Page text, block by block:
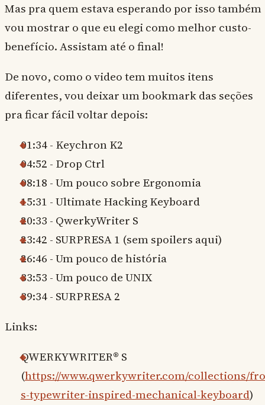
Mas pra quem estava esperando por isso também
vou mostrar o que eu elegi como melhor custo-
benefício. Assistam até o final!
De novo, como o video tem muitos itens
diferentes, vou deixar um bookmark das seções
pra ficar fácil voltar depois:
01:34 - Keychron K2
04:52 - Drop Ctrl
08:18 - Um pouco sobre Ergonomia
15:31 - Ultimate Hacking Keyboard
20:33 - QwerkyWriter S
23:42 - SURPRESA 1 (sem spoilers aqui)
26:46 - Um pouco de história
33:53 - Um pouco de UNIX
39:34 - SURPRESA 2
Links:
QWERKYWRITER® S
(https://www.qwerkywriter.com/collections/
s-typewriter-inspired-mechanical-keyboard)